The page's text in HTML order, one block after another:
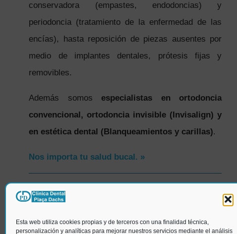
Esta web utiliza cookies propias y de terceros con una finalidad técnica,
personalización y analíticas para mejorar nuestros servicios mediante el análisis
conservadora (empastes, endodoncias) y
periodoncia (tratamiento de la enfermedad de las
encías), hasta reposición de piezas ausentes por
medio de implantes dentales, prótesis fijas y
removibles.
Además somos especialistas en ortodoncia
convencional, ortodoncia invisible (Invisalign) y
en estética dental (Blanqueamientos y carillas).
Nos importa tu salud bucal. »
SÍGUENOS